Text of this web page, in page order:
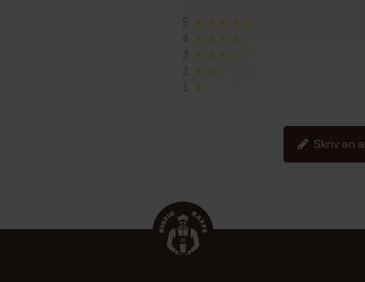
5 ★★★★★
★★★★☆
3 ★★★☆☆
2 ★★☆☆☆
★☆☆☆☆
Skriv en